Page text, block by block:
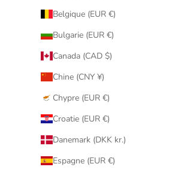
Belgique (EUR €)
Bulgarie (EUR €)
Canada (CAD $)
Chine (CNY ¥)
Chypre (EUR €)
Croatie (EUR €)
Danemark (DKK kr.)
Espagne (EUR €)